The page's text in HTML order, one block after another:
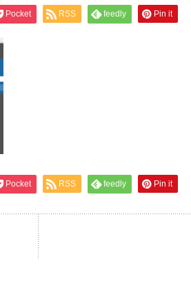
Pocket RSS feedly Pin it
Pocket RSS feedly Pin it